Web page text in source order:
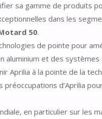
sa gamme de produits
dans les
50​.
de pointe pour
et des
Aprilia à la pointe de la
d’Aprilia
en particulier sur les